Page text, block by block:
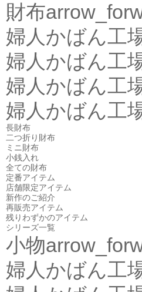
財布
婦人かばん工
婦人かばん工
婦人かばん工
婦人かばん工
長財布
二つ折り財布
ミニ財布
小銭入れ
全ての財布
定番アイテム
店舗限定アイテム
新作のご紹介
再販売アイテム
残りわずかのアイテム
シリーズ一覧
小物
婦人かばん工